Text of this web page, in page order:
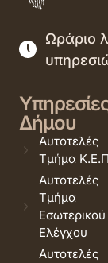
Ωράριο
Δήμου
Αυτοτελές
Τμήμα
Αυτοτελές
Τμήμα
Εσωτερικού
Ελέγχου
Αυτοτελές